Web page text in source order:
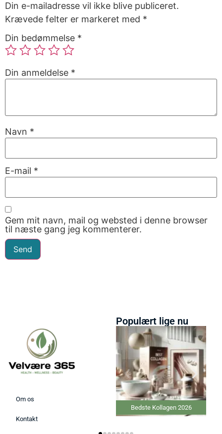
Din e-mailadresse vil ikke blive publiceret.
Krævede felter er markeret med *
Din bedømmelse *
Din anmeldelse *
Navn *
E-mail *
Gem mit navn, mail og websted i denne browser
til næste gang jeg kommenterer.
Om os
Kontakt
Populært lige nu
Bedste Kollagen 2026